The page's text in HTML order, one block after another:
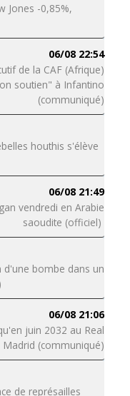
Jones -0,85%,
06/08 22:54
de la CAF (Afrique)
soutien" à Infantino
(communiqué)
houthis s'élève
06/08 21:49
vendredi en Arabie
saoudite (officiel)
d'une bombe dans un
06/08 21:06
juin 2032 au Real
Madrid (communiqué)
de représailles